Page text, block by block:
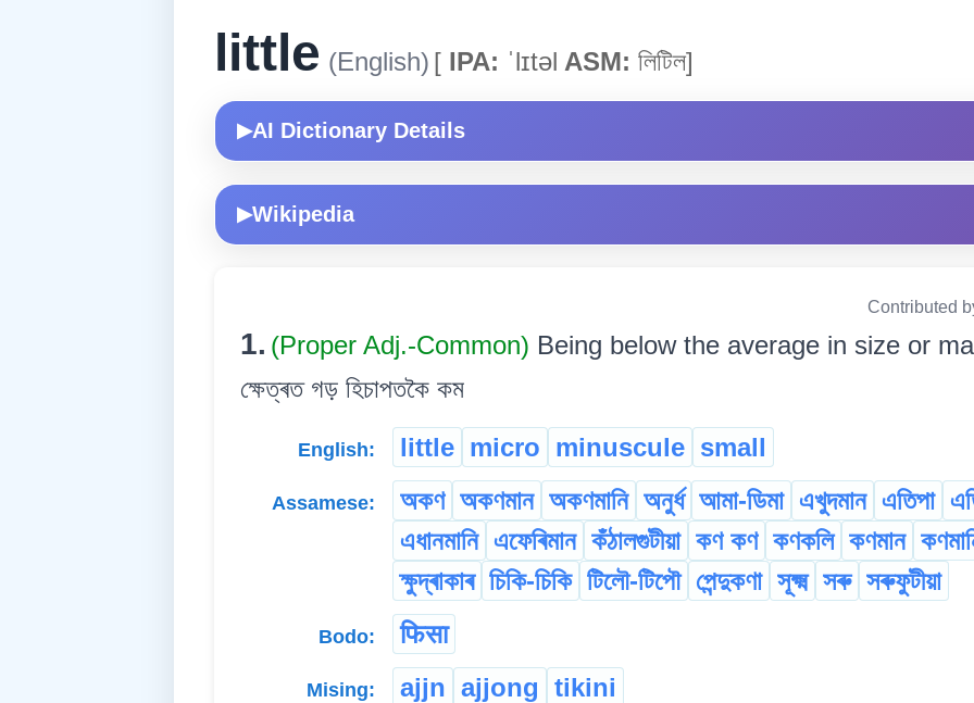
little (English) [ IPA: ˈlɪtəl ASM: লিটিল]
▶AI Dictionary Details
▶Wikipedia
Contributed
1. (Proper Adj.-Common) Being below the average in size or
ক্ষেত্ৰত গড় হিচাপতকৈ কম
English: little micro minuscule small
Assamese: অকণ অকণমান অকণমানি অনুৰ্ধ আমা-ডিমা এখুদমান এতিপা
এধানমানি এফেৰিমান কঁঠালগুটীয়া কণ কণ কণকলি কণমান
ক্ষুদ্ৰাকাৰ চিকি-চিকি টিলৌ-টিপৌ পেন্দুকণা সূক্ষ্ম সৰু সৰুফুটীয়া
Bodo: फिसा
Mising: ajjn ajjong tikini